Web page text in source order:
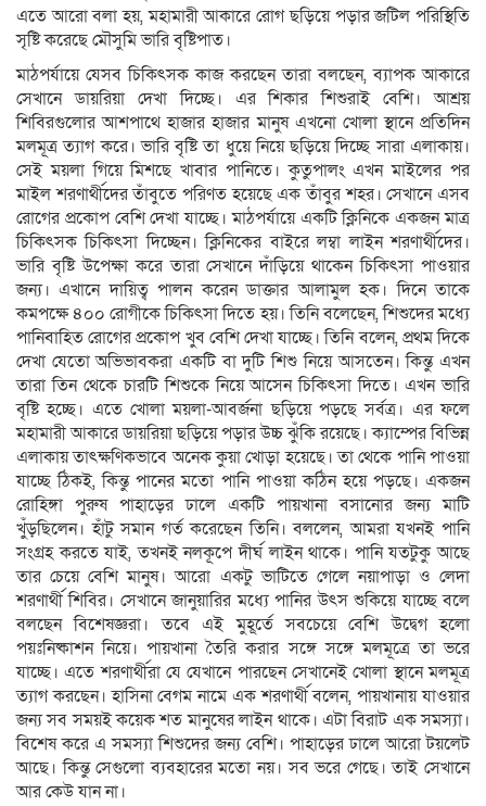
এতে আরো বলা হয়, মহামারী আকারে রোগ ছড়িয়ে পড়ার জটিল পরিস্থিতি
সৃষ্টি করেছে মৌসুমি ভারি বৃষ্টিপাত।
মাঠপর্যায়ে যেসব চিকিৎসক কাজ করছেন তারা বলছেন, ব্যাপক আকারে
সেখানে ডায়রিয়া দেখা দিচ্ছে। এর শিকার শিশুরাই বেশি। আশ্রয়
শিবিরগুলোর আশপাথে হাজার হাজার মানুষ এখনো খোলা স্থানে প্রতিদিন
মলমূত্র ত্যাগ করে। ভারি বৃষ্টি তা ধুয়ে নিয়ে ছড়িয়ে দিচ্ছে সারা এলাকায়।
সেই ময়লা গিয়ে মিশছে খাবার পানিতে। কুতুপালং এখন মাইলের পর
মাইল শরণার্থীদের তাঁবুতে পরিণত হয়েছে এক তাঁবুর শহর। সেখানে এসব
রোগের প্রকোপ বেশি দেখা যাচ্ছে। মাঠপর্যায়ে একটি ক্লিনিকে একজন মাত্র
চিকিৎসক চিকিৎসা দিচ্ছেন। ক্লিনিকের বাইরে লম্বা লাইন শরণার্থীদের।
ভারি বৃষ্টি উপেক্ষা করে তারা সেখানে দাঁড়িয়ে থাকেন চিকিৎসা পাওয়ার
জন্য। এখানে দায়িত্ব পালন করেন ডাক্তার আলামুল হক। দিনে তাকে
কমপক্ষে ৪০০ রোগীকে চিকিৎসা দিতে হয়। তিনি বলেছেন, শিশুদের মধ্যে
পানিবাহিত রোগের প্রকোপ খুব বেশি দেখা যাচ্ছে। তিনি বলেন, প্রথম দিকে
দেখা যেতো অভিভাবকরা একটি বা দুটি শিশু নিয়ে আসতেন। কিন্তু এখন
তারা তিন থেকে চারটি শিশুকে নিয়ে আসেন চিকিৎসা দিতে। এখন ভারি
বৃষ্টি হচ্ছে। এতে খোলা ময়লা-আবর্জনা ছড়িয়ে পড়ছে সর্বত্র। এর ফলে
মহামারী আকারে ডায়রিয়া ছড়িয়ে পড়ার উচ্চ ঝুঁকি রয়েছে। ক্যাম্পের বিভিন্ন
এলাকায় তাৎক্ষণিকভাবে অনেক কুয়া খোড়া হয়েছে। তা থেকে পানি পাওয়া
যাচ্ছে ঠিকই, কিন্তু পানের মতো পানি পাওয়া কঠিন হয়ে পড়ছে। একজন
রোহিঙ্গা পুরুষ পাহাড়ের ঢালে একটি পায়খানা বসানোর জন্য মাটি
খুঁড়ছিলেন। হাঁটু সমান গর্ত করেছেন তিনি। বললেন, আমরা যখনই পানি
সংগ্রহ করতে যাই, তখনই নলকূপে দীর্ঘ লাইন থাকে। পানি যতটুকু আছে
তার চেয়ে বেশি মানুষ। আরো একটু ভাটিতে গেলে নয়াপাড়া ও লেদা
শরণার্থী শিবির। সেখানে জানুয়ারির মধ্যে পানির উৎস শুকিয়ে যাচ্ছে বলে
বলছেন বিশেষজ্ঞরা। তবে এই মুহূর্তে সবচেয়ে বেশি উদ্বেগ হলো
পয়ঃনিষ্কাশন নিয়ে। পায়খানা তৈরি করার সঙ্গে সঙ্গে মলমূত্রে তা ভরে
যাচ্ছে। এতে শরণার্থীরা যে যেখানে পারছেন সেখানেই খোলা স্থানে মলমূত্র
ত্যাগ করছেন। হাসিনা বেগম নামে এক শরণার্থী বলেন, পায়খানায় যাওয়ার
জন্য সব সময়ই কয়েক শত মানুষের লাইন থাকে। এটা বিরাট এক সমস্যা।
বিশেষ করে এ সমস্যা শিশুদের জন্য বেশি। পাহাড়ের ঢালে আরো টয়লেট
আছে। কিন্তু সেগুলো ব্যবহারের মতো নয়। সব ভরে গেছে। তাই সেখানে
আর কেউ যান না।